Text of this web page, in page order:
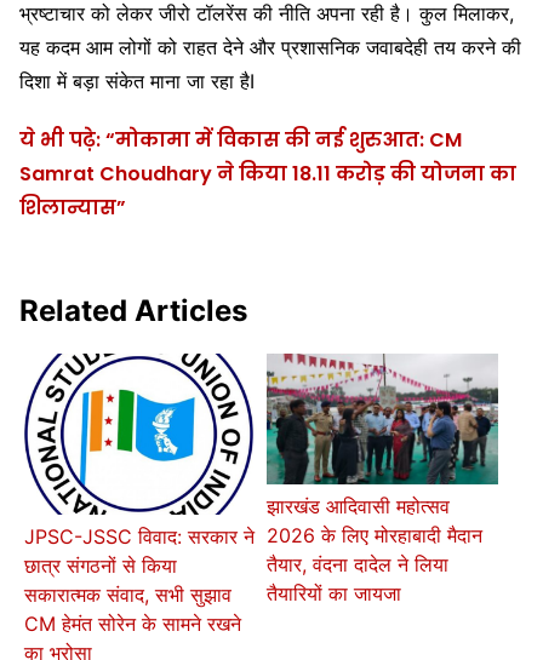
भ्रष्टाचार को लेकर जीरो टॉलरेंस की नीति अपना रही है। कुल मिलाकर,
यह कदम आम लोगों को राहत देने और प्रशासनिक जवाबदेही तय करने की
दिशा में बड़ा संकेत माना जा रहा हैI
ये भी पढ़े: “मोकामा में विकास की नई शुरुआत: CM
Samrat Choudhary ने किया 18.11 करोड़ की योजना का
शिलान्यास”
Related Articles
JPSC-JSSC विवाद: सरकार ने
छात्र संगठनों से किया
सकारात्मक संवाद, सभी सुझाव
CM हेमंत सोरेन के सामने रखने
का भरोसा
झारखंड आदिवासी महोत्सव
2026 के लिए मोरहाबादी मैदान
तैयार, वंदना दादेल ने लिया
तैयारियों का जायजा